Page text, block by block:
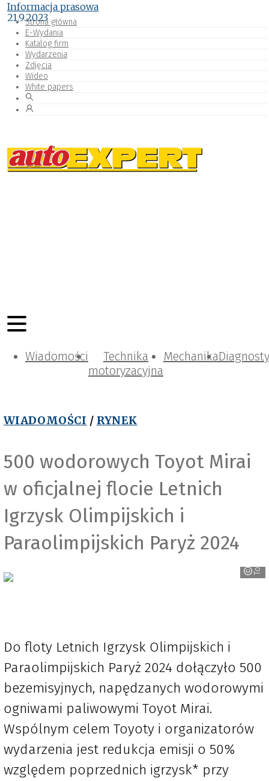
Strona główna
E-Wydania
Katalog firm
Wydarzenia
Zdjęcia
Wideo
White papers
Wiadomości
Technika
motoryzacyjna
Mechanika
WIADOMOŚCI / RYNEK
500 wodorowych Toyot Mirai
w oficjalnej flocie Letnich
Igrzysk Olimpijskich i
Paraolimpijskich Paryż 2024
Toyota
Informacja prasowa
21.9.2023
Do floty Letnich Igrzysk Olimpijskich i
Paraolimpijskich Paryż 2024 dołączyło 500
bezemisyjnych, napędzanych wodorowymi
ogniwami paliwowymi Toyot Mirai.
Wspólnym celem Toyoty i organizatorów
wydarzenia jest redukcja emisji o 50%
względem poprzednich igrzysk* przy